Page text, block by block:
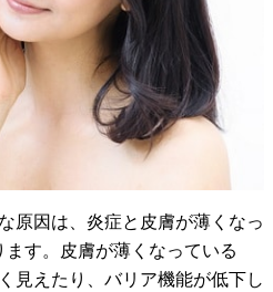
原因は、炎症と皮膚が薄くなっ
す。皮膚が薄くなっている
見えたり、バリア機能が低下し